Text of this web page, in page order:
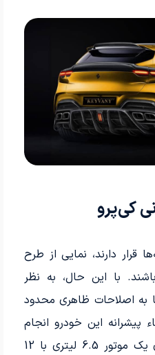
کی‌پرو
قرار دارند، نمایی از طرح
با این حال، به نظر
به اصلاحات ظاهری محدود
پیشرانه این خودرو انجام
داده است. این خودرو دارای یک موتور 6.5 لیتری با 12